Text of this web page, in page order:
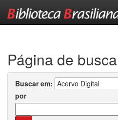
Página de busca
Buscar em:
por